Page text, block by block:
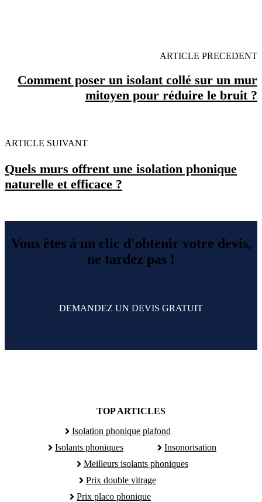
ARTICLE PRECEDENT
Comment poser un isolant collé sur un mur
mitoyen pour réduire le bruit ?
ARTICLE SUIVANT
Quels murs offrent une isolation phonique
naturelle et efficace ?
Vous êtes à un clic d'obtenir votre devis,
ne tardez pas !
DEMANDEZ UN DEVIS GRATUIT
TOP ARTICLES
Isolation phonique plafond
Isolants phoniques
Insonorisation
Meilleurs isolants phoniques
Prix double vitrage
Prix placo phonique